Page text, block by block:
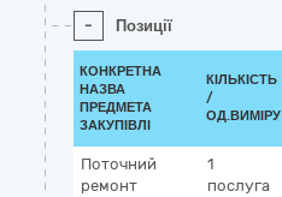
- Позиції
КОНКРЕТНА
НАЗВА
ПРЕДМЕТА
ЗАКУПІВЛІ
КІЛЬКІСТЬ
/
ОД.ВИМІРУ
Поточний
ремонт
1
послуга